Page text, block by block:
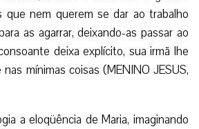
que nem querem se dar ao trabalho
as agarrar, deixando-as passar ao
deixa explícito, sua irmã lhe
mínimas coisas (MENINO JESUS,
a eloqüência de Maria, imaginando